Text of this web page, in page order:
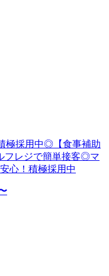
極採用中◎【食事補助
フレジで簡単接客◎マ
心！積極採用中